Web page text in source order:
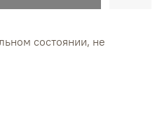
состоянии, не